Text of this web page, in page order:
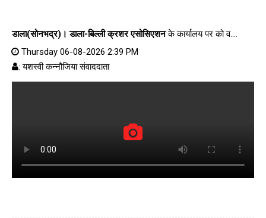
डाला(सोनभद्र)। डाला-बिल्ली क्रशर एसोसिएशनके कार्यालय पर को व....
Thursday 06-08-2026 2:39 PM
: यशस्वी कन्नौजिया संवाददाता